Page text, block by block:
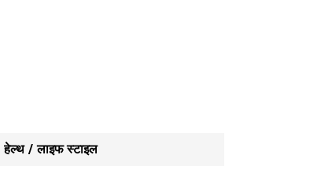
हेल्थ / लाइफ स्टाइल